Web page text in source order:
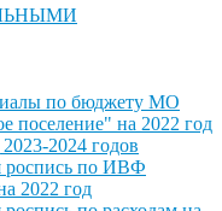
по бюджету МО
поселение" на 2022 год
2024 годов
роспись по ИВФ
2022 год